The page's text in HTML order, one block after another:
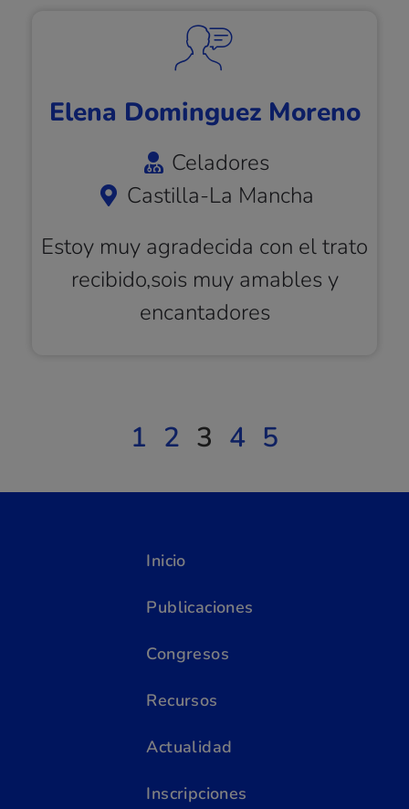
Elena Dominguez Moreno
Celadores
Castilla-La Mancha
Estoy muy agradecida con el trato
recibido,sois muy amables y
encantadores
1 2 3 4 5
Inicio
Publicaciones
Congresos
Recursos
Actualidad
Inscripciones